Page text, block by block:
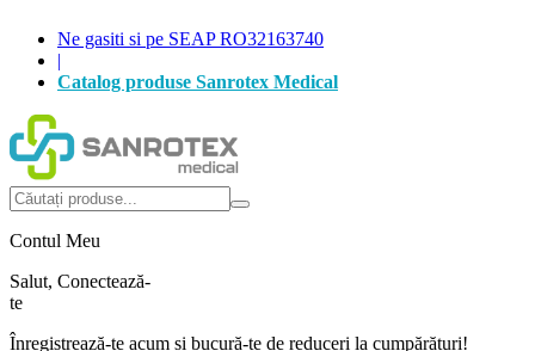
Ne gasiti si pe SEAP RO32163740
|
Catalog produse Sanrotex Medical